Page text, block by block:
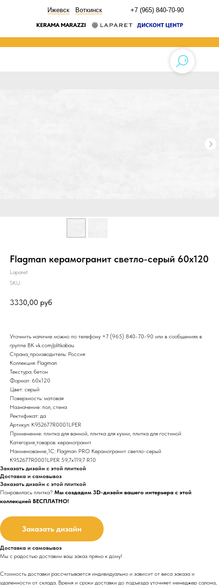
+7 (965) 840-70-90
Ижевск Воткинск
Flagman керамогранит светло-серый 60х120
Laparet
SKU:
3330,00 руб
Уточнить наличие можно по телефону +7 (965) 840-70-90 или в сообщениях в
группе ВК vk.com/plitkabau
Страна_производитель: Россия
Коллекция: Flagman
Текстура: бетон
Формат: 60x120
Цвет: серый
Поверхность: матовая
Назначение: пол, стена
Ректификат: да
Артикул: K952677R0001LPER
Применение: плитка для ванной, плитка для кухни, плитка для гостиной
Категория_товаров: керамогранит
Наименование_1С: Flagman PRO Керамогранит светло-серый
K952677R0001LPER 59,7х119,7 R10
Заказать дизайн с этой плиткой
Доставка и самовывоз
Заказать дизайн с этой плиткой
Понравилась плитка? Мы создадим 3D-дизайн вашего интерьера с этой
коллекцией БЕСПЛАТНО!
Заказать дизайн
Доставка и самовывоз
Мы с радостью доставим ваш заказ прямо к дому!
Стоимость доставки рассчитывается индивидуально и зависит от веса заказа и
удаленности от склада. Время и сроки доставки до подъезда уточняет менеджер салона,